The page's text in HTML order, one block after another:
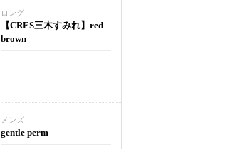
ロング
【CRES三木すみれ】red
brown
メンズ
gentle perm